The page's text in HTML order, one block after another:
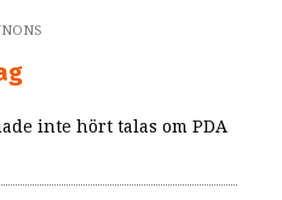
inte hört talas om PDA